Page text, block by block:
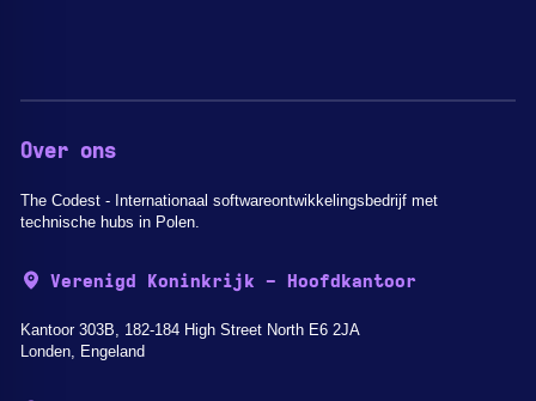
Over ons
The Codest - Internationaal softwareontwikkelingsbedrijf met
technische hubs in Polen.
Verenigd Koninkrijk - Hoofdkantoor
Kantoor 303B, 182-184 High Street North E6 2JA
Londen, Engeland